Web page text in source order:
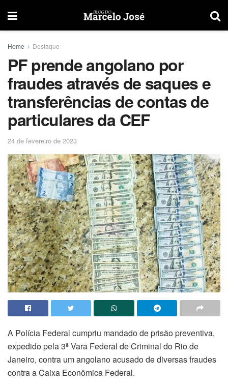
Home Destaque
PF prende angolano por
fraudes através de saques e
transferências de contas de
particulares da CEF
24 de fevereiro de 2023
A Polícia Federal cumpriu mandado de prisão preventiva,
expedido pela 3ª Vara Federal de Criminal do Rio de
Janeiro, contra um angolano acusado de diversas fraudes
contra a Caixa Econômica Federal.